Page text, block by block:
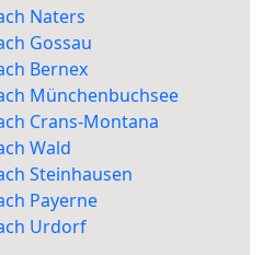
Naters
Gossau
Bernex
Münchenbuchsee
Crans-Montana
Wald
Steinhausen
Payerne
Urdorf